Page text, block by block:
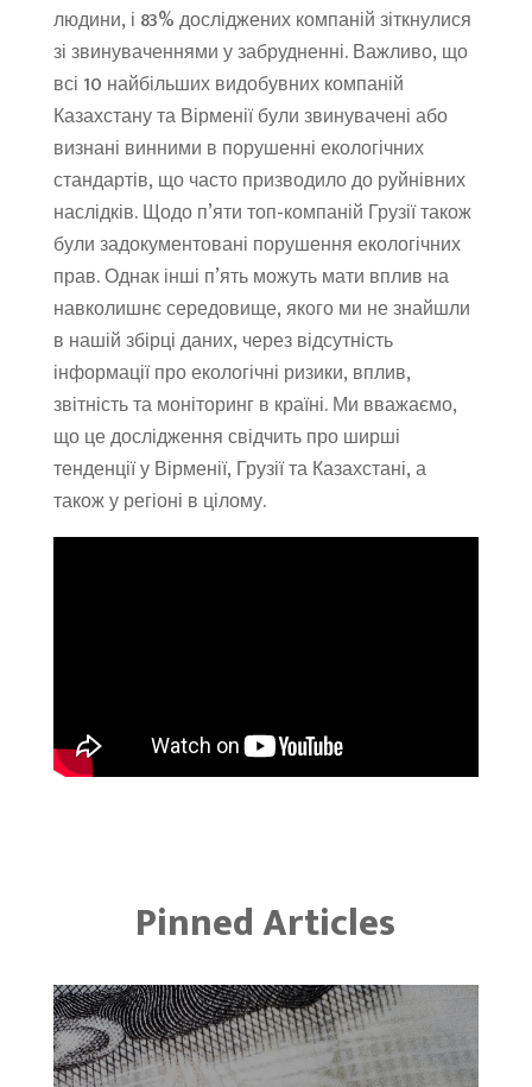
людини, і 83% досліджених компаній зіткнулися
зі звинуваченнями у забрудненні. Важливо, що
всі 10 найбільших видобувних компаній
Казахстану та Вірменії були звинувачені або
визнані винними в порушенні екологічних
стандартів, що часто призводило до руйнівних
наслідків. Щодо п’яти топ-компаній Грузії також
були задокументовані порушення екологічних
прав. Однак інші п’ять можуть мати вплив на
навколишнє середовище, якого ми не знайшли
в нашій збірці даних, через відсутність
інформації про екологічні ризики, вплив,
звітність та моніторинг в країні. Ми вважаємо,
що це дослідження свідчить про ширші
тенденції у Вірменії, Грузії та Казахстані, а
також у регіоні в цілому.
Pinned Articles